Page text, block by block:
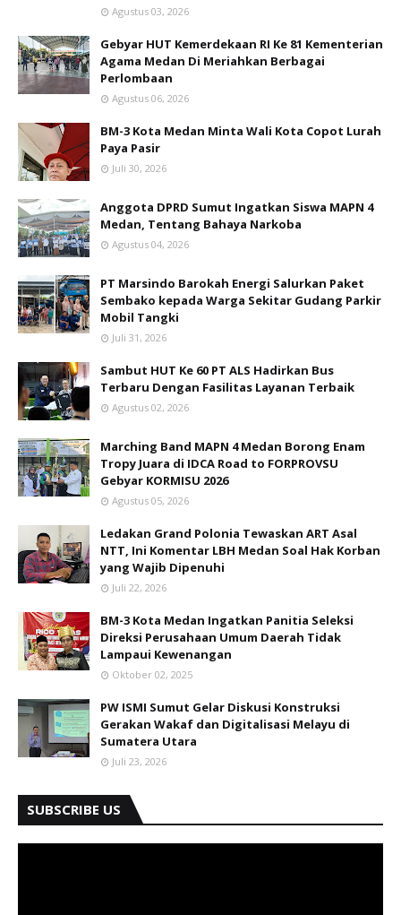
Agustus 03, 2026
Gebyar HUT Kemerdekaan RI Ke 81 Kementerian
Agama Medan Di Meriahkan Berbagai
Perlombaan
Agustus 06, 2026
BM-3 Kota Medan Minta Wali Kota Copot Lurah
Paya Pasir
Juli 30, 2026
Anggota DPRD Sumut Ingatkan Siswa MAPN 4
Medan, Tentang Bahaya Narkoba
Agustus 04, 2026
PT Marsindo Barokah Energi Salurkan Paket
Sembako kepada Warga Sekitar Gudang Parkir
Mobil Tangki
Juli 31, 2026
Sambut HUT Ke 60 PT ALS Hadirkan Bus
Terbaru Dengan Fasilitas Layanan Terbaik
Agustus 02, 2026
Marching Band MAPN 4 Medan Borong Enam
Tropy Juara di IDCA Road to FORPROVSU
Gebyar KORMISU 2026
Agustus 05, 2026
Ledakan Grand Polonia Tewaskan ART Asal
NTT, Ini Komentar LBH Medan Soal Hak Korban
yang Wajib Dipenuhi
Juli 22, 2026
BM-3 Kota Medan Ingatkan Panitia Seleksi
Direksi Perusahaan Umum Daerah Tidak
Lampaui Kewenangan
Oktober 02, 2025
PW ISMI Sumut Gelar Diskusi Konstruksi
Gerakan Wakaf dan Digitalisasi Melayu di
Sumatera Utara
Juli 23, 2026
SUBSCRIBE US